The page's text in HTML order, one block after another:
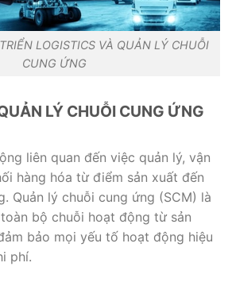
LOGISTICS VÀ QUẢN LÝ CHUỖI
CUNG ỨNG
LÝ CHUỖI CUNG ỨNG
liên quan đến việc quản lý, vận
hàng hóa từ điểm sản xuất đến
Quản lý chuỗi cung ứng (SCM) là
bộ chuỗi hoạt động từ sản
bảo mọi yếu tố hoạt động hiệu
phí.